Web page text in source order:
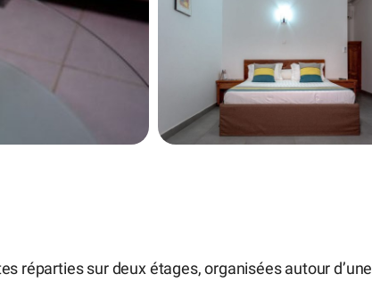
réparties sur deux étages, organisées autour d’une